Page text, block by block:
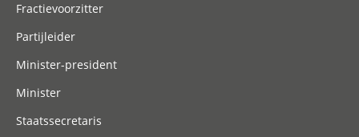
Fractievoorzitter
Partijleider
Minister-president
Minister
Staatssecretaris